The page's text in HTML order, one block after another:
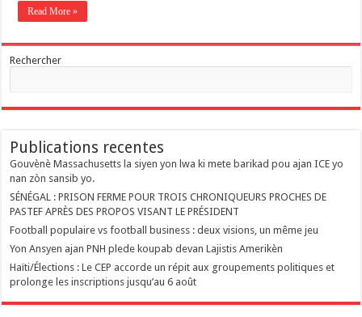
Read More »
Rechercher
Publications recentes
Gouvènè Massachusetts la siyen yon lwa ki mete barikad pou ajan ICE yo
nan zòn sansib yo.
SÉNÉGAL : PRISON FERME POUR TROIS CHRONIQUEURS PROCHES DE
PASTEF APRÈS DES PROPOS VISANT LE PRÉSIDENT
Football populaire vs football business : deux visions, un même jeu
Yon Ansyen ajan PNH plede koupab devan Lajistis Amerikèn
Haïti/Élections : Le CEP accorde un répit aux groupements politiques et
prolonge les inscriptions jusqu’au 6 août